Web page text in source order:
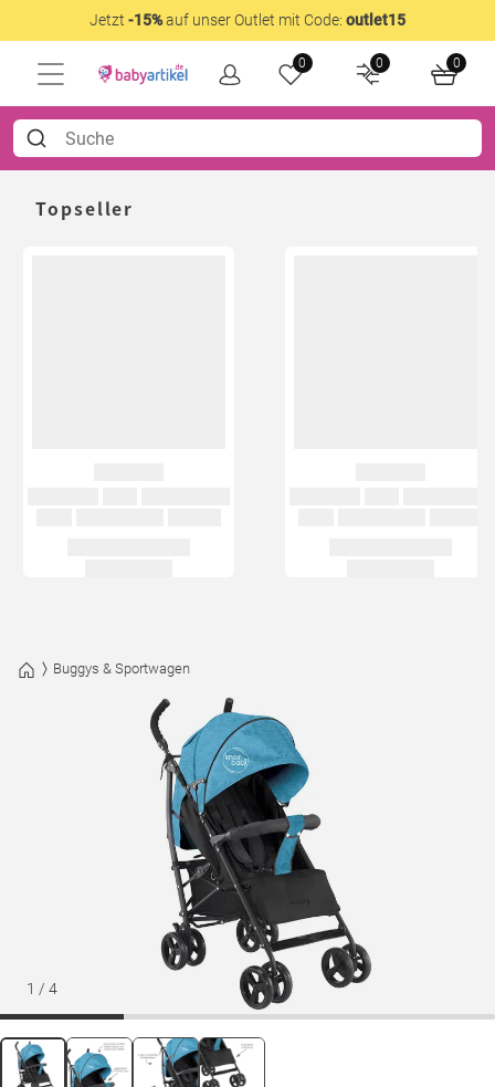
Jetzt -15%auf unser Outlet mit Code: outlet15
0 0 0
Topseller
Buggys & Sportwagen
1 / 4